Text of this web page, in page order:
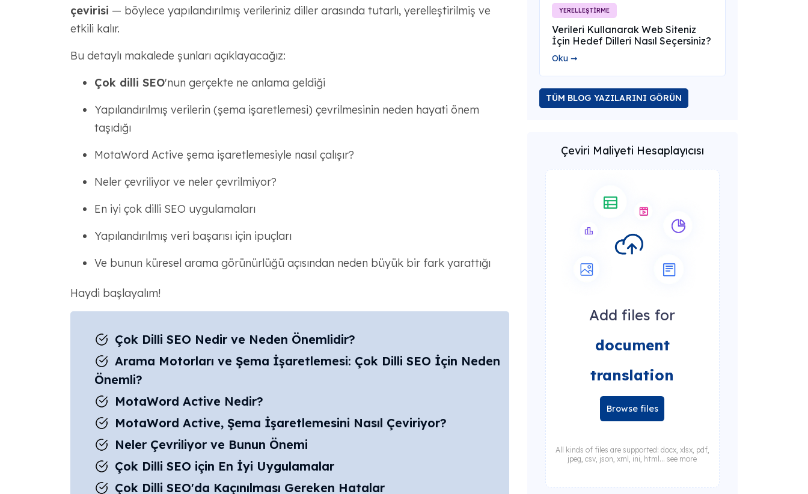
çevirisi — böylece yapılandırılmış verileriniz diller arasında tutarlı, yerelleştirilmiş ve
etkili kalır.
Bu detaylı makalede şunları açıklayacağız:
Çok dilli SEO'nun gerçekte ne anlama geldiği
Yapılandırılmış verilerin (şema işaretlemesi) çevrilmesinin neden hayati önem
taşıdığı
MotaWord Active şema işaretlemesiyle nasıl çalışır?
Neler çevriliyor ve neler çevrilmiyor?
En iyi çok dilli SEO uygulamaları
Yapılandırılmış veri başarısı için ipuçları
Ve bunun küresel arama görünürlüğü açısından neden büyük bir fark yarattığı
Haydi başlayalım!
Çok Dilli SEO Nedir ve Neden Önemlidir?
Arama Motorları ve Şema İşaretlemesi: Çok Dilli SEO İçin Neden
Önemli?
MotaWord Active Nedir?
MotaWord Active, Şema İşaretlemesini Nasıl Çeviriyor?
Neler Çevriliyor ve Bunun Önemi
Çok Dilli SEO için En İyi Uygulamalar
Çok Dilli SEO'da Kaçınılması Gereken Hatalar
YERELLEŞTİRME
Verileri Kullanarak Web Siteniz
İçin Hedef Dilleri Nasıl Seçersiniz?
Oku ➞
TÜM BLOG YAZILARINI GÖRÜN
Çeviri Maliyeti Hesaplayıcısı
Add files for
document
translation
Browse files
All kinds of files are supported: docx, xlsx, pdf,
jpeg, csv, json, xml, ini, html... see more